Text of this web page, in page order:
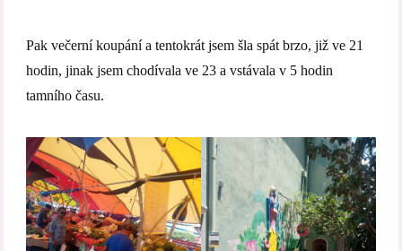
Pak večerní koupání a tentokrát jsem šla spát brzo, již ve 21
hodin, jinak jsem chodívala ve 23 a vstávala v 5 hodin
tamního času.